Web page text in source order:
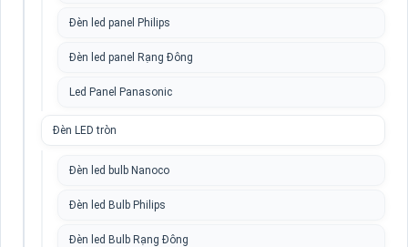
Đèn led panel Philips
Đèn led panel Rạng Đông
Led Panel Panasonic
Đèn LED tròn
Đèn led bulb Nanoco
Đèn led Bulb Philips
Đèn led Bulb Rạng Đông